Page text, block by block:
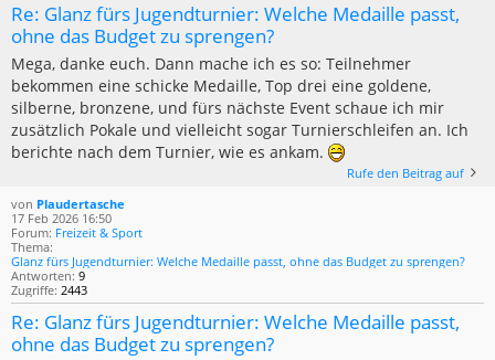
Re: Glanz fürs Jugendturnier: Welche Medaille passt,
ohne das Budget zu sprengen?
Mega, danke euch. Dann mache ich es so: Teilnehmer
bekommen eine schicke Medaille, Top drei eine goldene,
silberne, bronzene, und fürs nächste Event schaue ich mir
zusätzlich Pokale und vielleicht sogar Turnierschleifen an. Ich
berichte nach dem Turnier, wie es ankam.
Rufe den Beitrag auf
von Plaudertasche
17 Feb 2026 16:50
Forum: Freizeit & Sport
Thema:
Glanz fürs Jugendturnier: Welche Medaille passt, ohne das Budget zu sprengen?
Antworten: 9
Zugriffe: 2443
Re: Glanz fürs Jugendturnier: Welche Medaille passt,
ohne das Budget zu sprengen?